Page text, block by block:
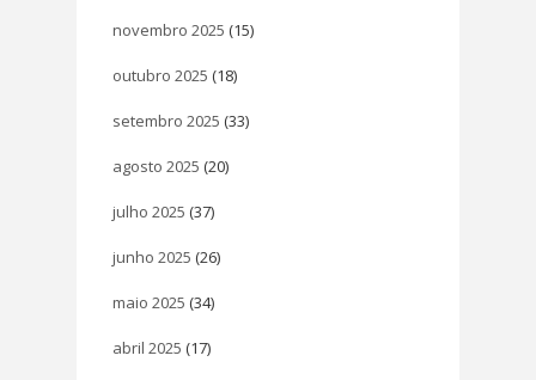
novembro 2025 (15)
outubro 2025 (18)
setembro 2025 (33)
agosto 2025 (20)
julho 2025 (37)
junho 2025 (26)
maio 2025 (34)
abril 2025 (17)